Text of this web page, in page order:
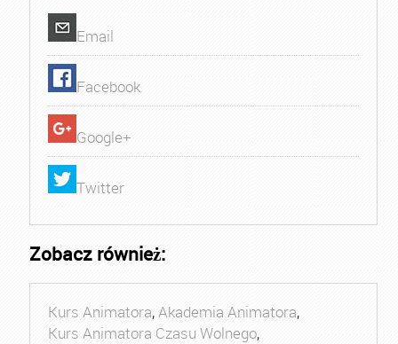
Email
Facebook
Google+
Twitter
Zobacz również:
Kurs Animatora,Akademia Animatora,
Kurs Animatora Czasu Wolnego,